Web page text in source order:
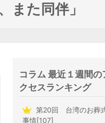
また同伴」
コラム 最近１週間の
クセスランキング
第20回 台湾のお葬
事情[107]